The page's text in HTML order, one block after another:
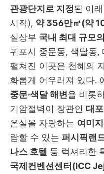
관광단지로 지정된 이
시작), 약 356만㎡(약
실상부 국내 최대 규모
귀포시 중문동, 색달동,
펼쳐진 이곳은 천혜의
화롭게 어우러져 있다.
중문·색달 해변을 비롯
기암절벽이 장관인 대
온실을 자랑하는 여미
람할 수 있는 퍼시픽랜
나스 호텔 등 럭셔리한
국제컨벤션센터(ICC